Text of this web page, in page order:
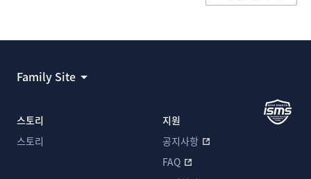
Family Site
스토리
스토리
지원
공지사항
FAQ